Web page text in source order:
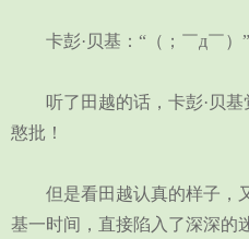
卡彭·贝基：“（；￣д￣）”
听了田越的话，卡彭·贝基
憨批！
但是看田越认真的样子，又
基一时间，直接陷入了深深的